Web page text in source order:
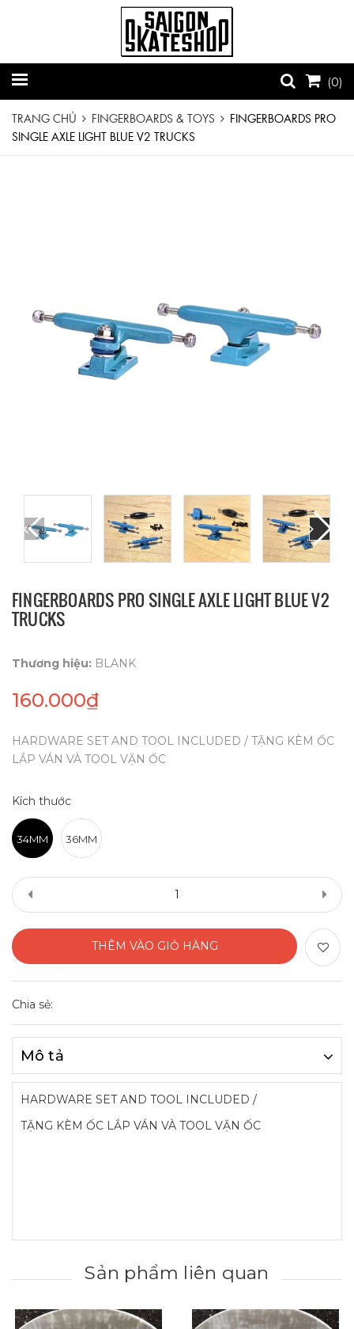
(0)
TRANG CHỦ FINGERBOARDS & TOYS
FINGERBOARDS PRO
SINGLE AXLE LIGHT BLUE V2 TRUCKS
FINGERBOARDS PRO SINGLE AXLE LIGHT BLUE V2
TRUCKS
Thương hiệu: BLANK
160.000₫
HARDWARE SET AND TOOL INCLUDED / TẶNG KÈM ỐC
LẮP VÁN VÀ TOOL VẶN ỐC
Kích thước
34MM 36MM
THÊM VÀO GIỎ HÀNG
Chia sẻ:
Mô tả
HARDWARE SET AND TOOL INCLUDED /
TẶNG KÈM ỐC LẮP VÁN VÀ TOOL VẶN ỐC
Sản phẩm liên quan